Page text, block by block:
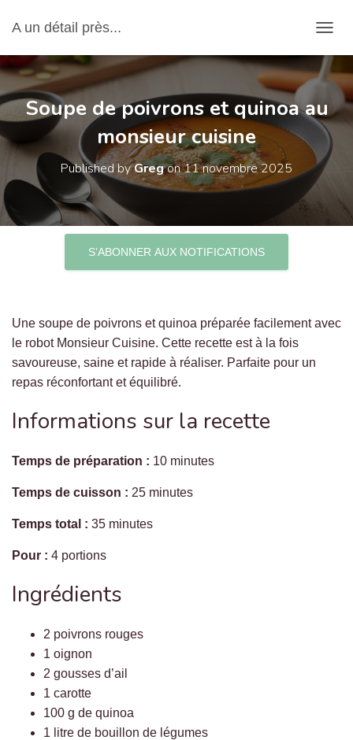
A un détail près...
Soupe de poivrons et quinoa au
monsieur cuisine
Published byGregon11 novembre 2025
S’ABONNER AUX NOTIFICATIONS
Une soupe de poivrons et quinoa préparée facilement avec
le robot Monsieur Cuisine. Cette recette est à la fois
savoureuse, saine et rapide à réaliser. Parfaite pour un
repas réconfortant et équilibré.
Informations sur la recette
Temps de préparation : 10 minutes
Temps de cuisson : 25 minutes
Temps total : 35 minutes
Pour : 4 portions
Ingrédients
2 poivrons rouges
1 oignon
2 gousses d’ail
1 carotte
100 g de quinoa
1 litre de bouillon de légumes